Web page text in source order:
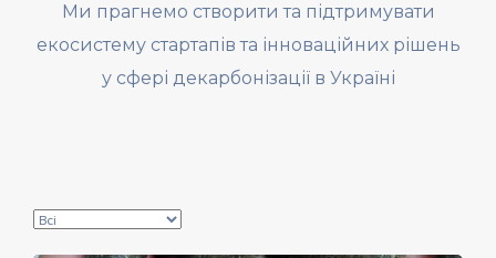
Ми прагнемо створити та підтримувати
екосистему стартапів та інноваційних рішень
у сфері декарбонізації в Україні